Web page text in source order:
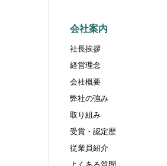
会社案内
社長挨拶
経営理念
会社概要
弊社の強み
取り組み
受賞・認定歴
従業員紹介